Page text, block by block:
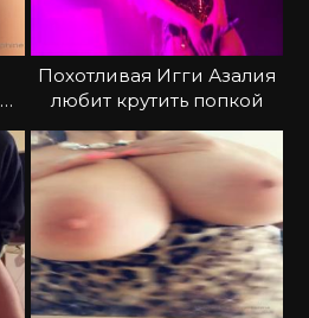
Похотливая Игги Азалия
любит крутить попкой